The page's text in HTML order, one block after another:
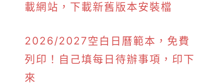
載網站，下載新舊版本安裝檔
2026/2027空白日曆範本，免費
列印！自己填每日待辦事項，印下
來